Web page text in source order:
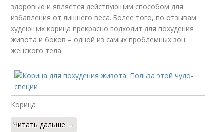
здоровью и является действующим способом для
избавления от лишнего веса. Более того, по отзывам
худеющих корица прекрасно подходит для похудения
живота и боков – одной из самых проблемных зон
женского тела.
Корица
Читать дальше →